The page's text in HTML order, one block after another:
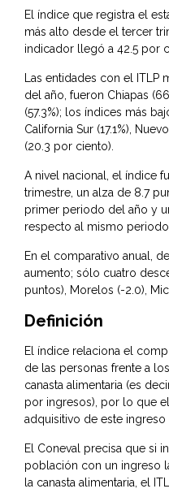
El índice que registra el
más alto desde el tercer
indicador llegó a 42.5 por
Las entidades con el
del año, fueron Chiapas
(57.3%); los índices más
California Sur (17.1%),
(20.3 por ciento).
A nivel nacional, el índice
trimestre, un alza de 8.7
primer periodo del año y
respecto al mismo
En el comparativo anual,
aumento; sólo cuatro
puntos), Morelos (-2.0),
Definición
El índice relaciona el
de las personas frente a
canasta alimentaria (es
por ingresos), por lo que
adquisitivo de este ingreso
El Coneval precisa que si
población con un ingreso
la canasta alimentaria, el